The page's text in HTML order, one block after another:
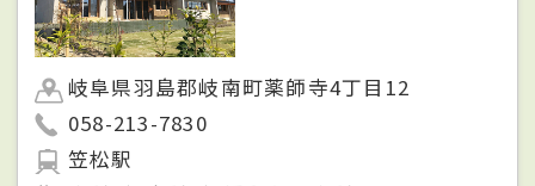
岐阜県羽島郡岐南町薬師寺4丁目12
058-213-7830
笠松駅